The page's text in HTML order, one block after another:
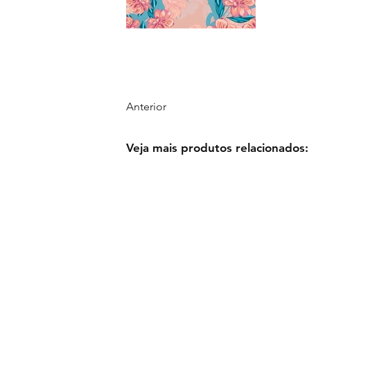
Anterior
Veja mais produtos relacionados: